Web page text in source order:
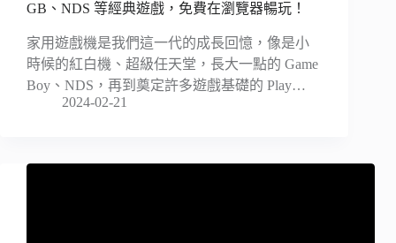
GB、NDS 等經典遊戲，免費在瀏覽器暢玩！
家用遊戲機是我們這一代的成長回憶，像是小
時候的紅白機、超級任天堂，長大一點的 Game
Boy、NDS，再到奠定許多遊戲基礎的 Play…
2024-02-21